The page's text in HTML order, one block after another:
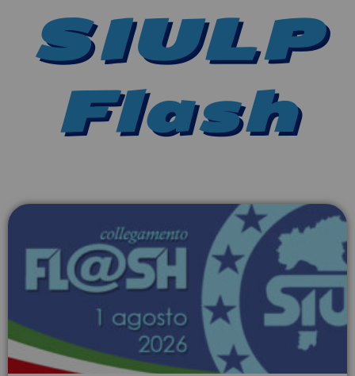
SIULP
Flash